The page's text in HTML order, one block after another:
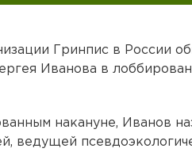
Гринпис в России
Иванова в
накануне, Иванов
ведущей